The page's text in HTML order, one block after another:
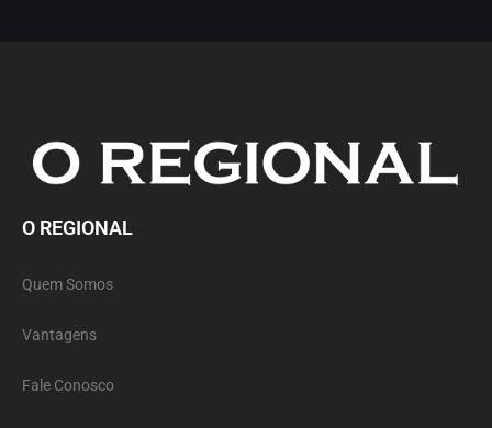
O REGIONAL
Quem Somos
Vantagens
Fale Conosco